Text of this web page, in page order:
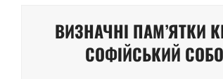
ВИЗНАЧНІ ПАМ’ЯТКИ
СОФІЙСЬКИЙ